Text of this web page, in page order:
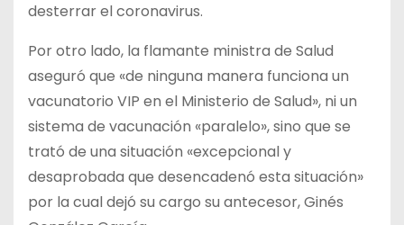
desterrar el coronavirus.
Por otro lado, la flamante ministra de Salud
aseguró que «de ninguna manera funciona un
vacunatorio VIP en el Ministerio de Salud», ni un
sistema de vacunación «paralelo», sino que se
trató de una situación «excepcional y
desaprobada que desencadenó esta situación»
por la cual dejó su cargo su antecesor, Ginés